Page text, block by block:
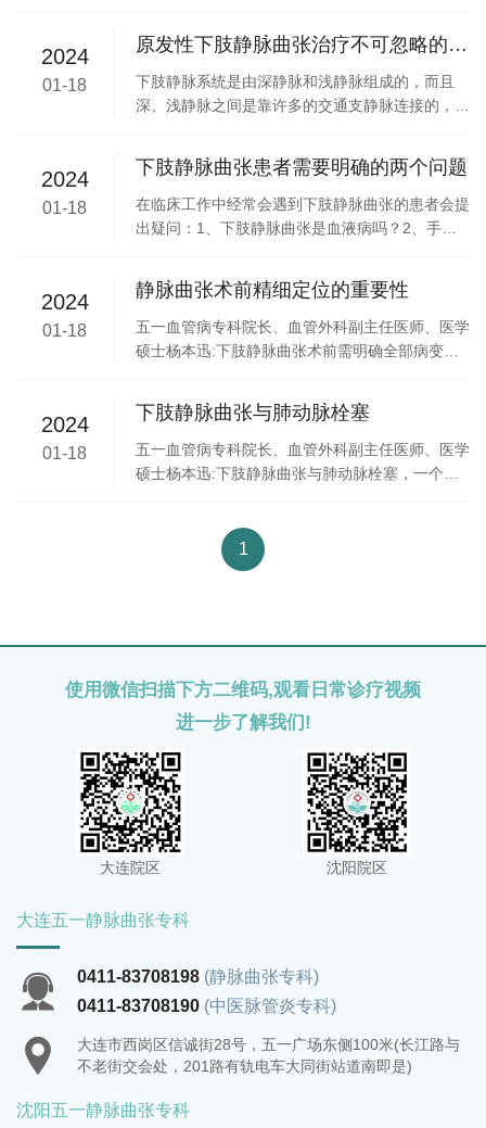
2024
01-18
原发性下肢静脉曲张治疗不可忽略的一
步：结扎病变交通支静脉
下肢静脉系统是由深静脉和浅静脉组成的，而且
深、浅静脉之间是靠许多的交通支静脉连接的，使
为下肢血液由深静脉向浅静脉
2024
01-18
下肢静脉曲张患者需要明确的两个问题
在临床工作中经常会遇到下肢静脉曲张的患者会提
出疑问：1、下肢静脉曲张是血液病吗？2、手术
2024
01-18
静脉曲张术前精细定位的重要性
五一血管病专科院长、血管外科副主任医师、医学
硕士杨本迅:下肢静脉曲张术前需明确全部病变血
尤其是众多的贯通支静脉(
2024
01-18
下肢静脉曲张与肺动脉栓塞
五一血管病专科院长、血管外科副主任医师、医学
硕士杨本迅:下肢静脉曲张与肺动脉栓塞，一个病
肢静脉。在薄弱的曲张
1
使用微信扫描下方二维码,观看日常诊疗视频
进一步了解我们!
大连院区 沈阳院区
大连五一静脉曲张专科
0411-83708198 (静脉曲张专科)
0411-83708190 (中医脉管炎专科)
大连市西岗区信诚街28号，五一广场东侧100米(长江路与
不老街交会处，201路有轨电车大同街站道南即是)
沈阳五一静脉曲张专科